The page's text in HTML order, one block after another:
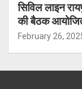
सिविल लाइन
की बैठक
February 26,